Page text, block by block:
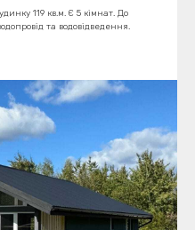
119 кв.м. Є 5 кімнат. До
та водовідведення.